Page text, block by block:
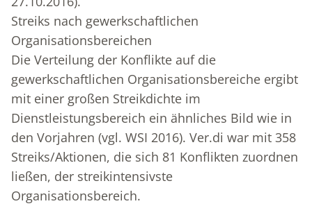
Streiks nach gewerkschaftlichen
Organisationsbereichen
Die Verteilung der Konflikte auf die
gewerkschaftlichen Organisationsbereiche ergibt
mit einer großen Streikdichte im
Dienstleistungsbereich ein ähnliches Bild wie in
den Vorjahren (vgl. WSI 2016). Ver.di war mit 358
Streiks/Aktionen, die sich 81 Konflikten zuordnen
ließen, der streikintensivste
Organisationsbereich.